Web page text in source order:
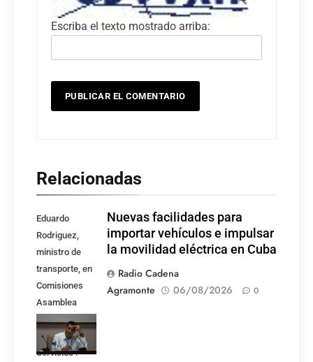
Escriba el texto mostrado arriba:
Relacionadas
Eduardo
Rodriguez,
ministro de
transporte, en
Comisiones
Asamblea
Nacional,
Atención a los
Servicios .
Nuevas facilidades para
importar vehículos e impulsar
la movilidad eléctrica en Cuba
Radio Cadena
Agramonte
06/08/2026 0